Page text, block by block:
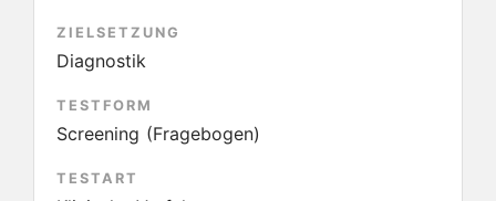
ZIELSETZUNG
Diagnostik
TESTFORM
Screening (Fragebogen)
TESTART